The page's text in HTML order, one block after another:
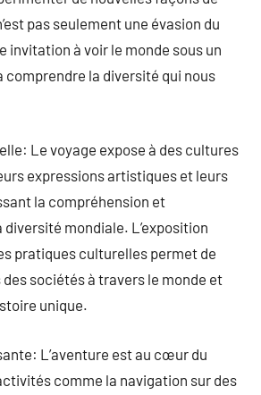
pas seulement une évasion du
invitation à voir le monde sous un
comprendre la diversité qui nous
Le voyage expose à des cultures
expressions artistiques et leurs
la compréhension et
diversité mondiale. L’exposition
pratiques culturelles permet de
sociétés à travers le monde et
unique.
L’aventure est au cœur du
comme la navigation sur des